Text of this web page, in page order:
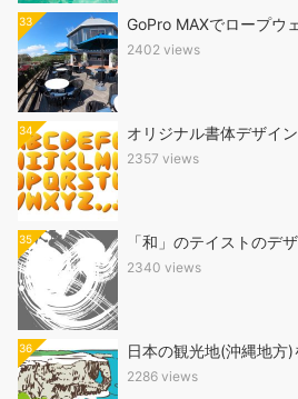
33 GoPro MAXでロープウ
2402 views
34 オリジナル書体デザイ
2357 views
35 「和」のテイストのデ
2340 views
36 日本の観光地(沖縄地方
2286 views